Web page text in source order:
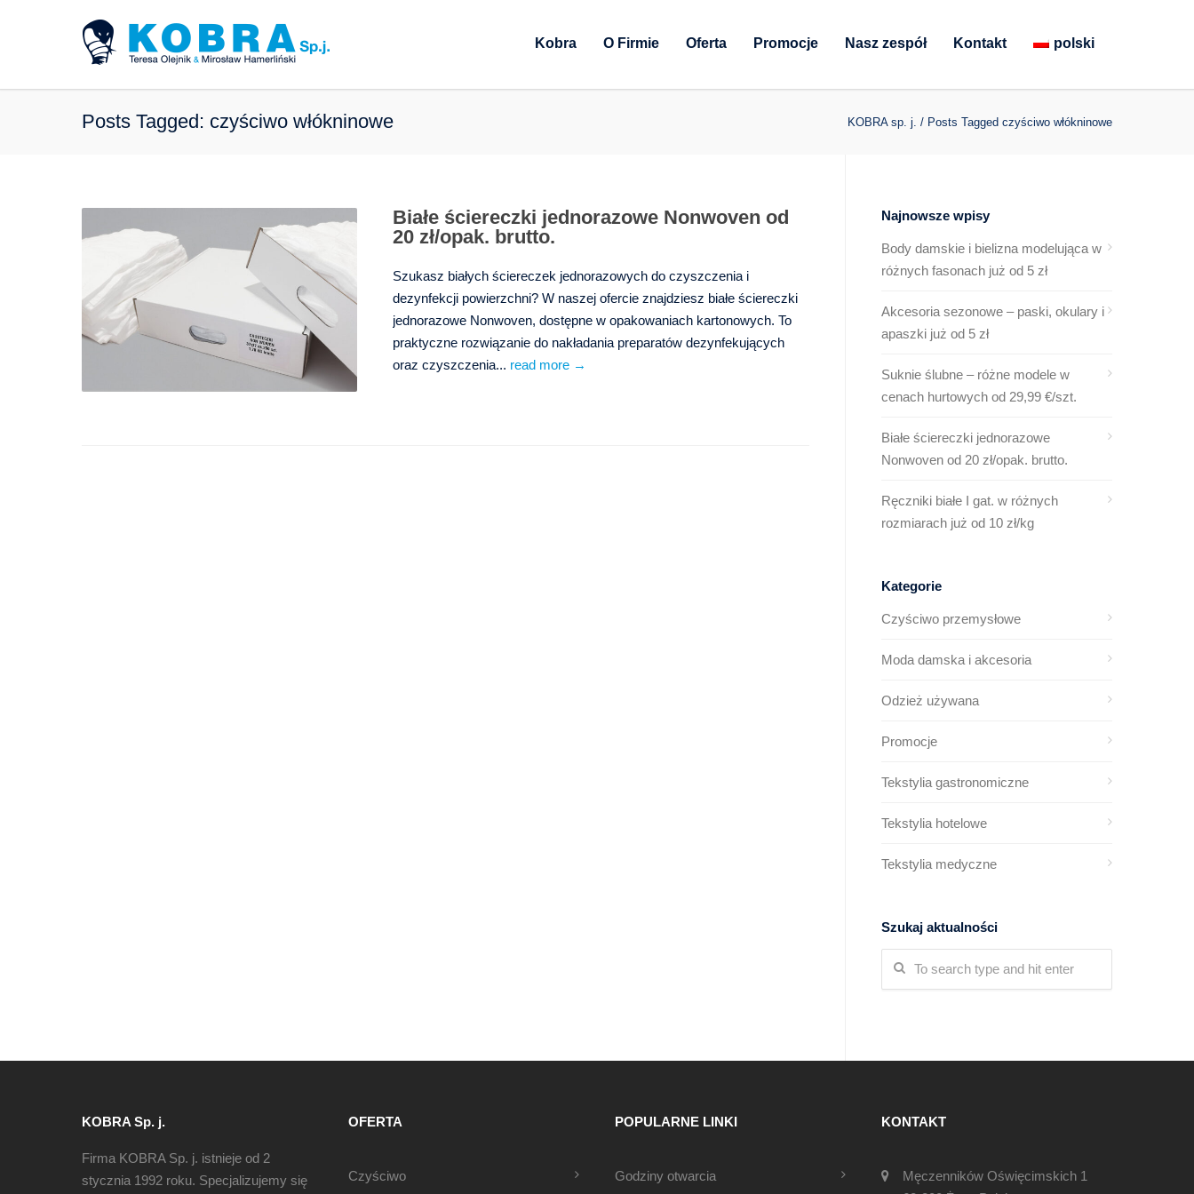
Kobra O Firmie Oferta Promocje Nasz zespół Kontakt polski
Posts Tagged: czyściwo włókninowe KOBRA sp. j. / Posts Tagged czyściwo włókninowe
Białe ściereczki jednorazowe Nonwoven od
20 zł/opak. brutto.
Szukasz białych ściereczek jednorazowych do czyszczenia i
dezynfekcji powierzchni? W naszej ofercie znajdziesz białe ściereczki
jednorazowe Nonwoven, dostępne w opakowaniach kartonowych. To
praktyczne rozwiązanie do nakładania preparatów dezynfekujących
oraz czyszczenia... read more →
Najnowsze wpisy
Body damskie i bielizna modelująca w
różnych fasonach już od 5 zł
Akcesoria sezonowe – paski, okulary i
apaszki już od 5 zł
Suknie ślubne – różne modele w
cenach hurtowych od 29,99 €/szt.
Białe ściereczki jednorazowe
Nonwoven od 20 zł/opak. brutto.
Ręczniki białe I gat. w różnych
rozmiarach już od 10 zł/kg
Kategorie
Czyściwo przemysłowe
Moda damska i akcesoria
Odzież używana
Promocje
Tekstylia gastronomiczne
Tekstylia hotelowe
Tekstylia medyczne
Szukaj aktualności
KOBRA Sp. j.
Firma KOBRA Sp. j. istnieje od 2
stycznia 1992 roku. Specjalizujemy się
OFERTA
Czyściwo
POPULARNE LINKI
Godziny otwarcia
KONTAKT
Męczenników Oświęcimskich 1